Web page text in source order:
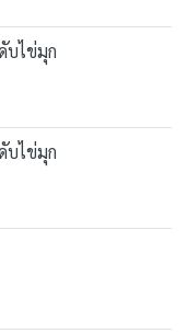
บไข่มุก
บไข่มุก